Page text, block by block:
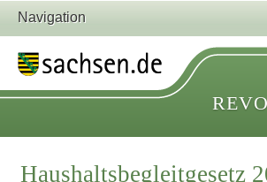
Navigation
Haushaltsbegleitgesetz